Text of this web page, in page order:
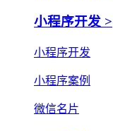
小程序开发 >
小程序开发
小程序案例
微信名片